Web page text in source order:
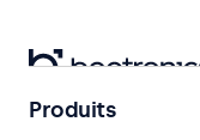
Bornes et libre-
Produits